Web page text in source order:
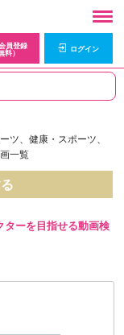
員登録
料）
ログイン
ツ、健康・スポーツ、
一覧
ターを目指せる動画検